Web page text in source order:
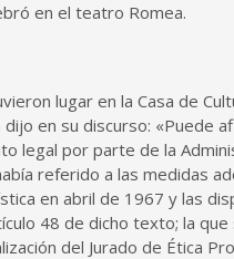
en el teatro Romea.
lugar en la Casa de
en su discurso: «Puede
legal por parte de la
referido a las medidas
en abril de 1967 y las
48 de dicho texto; la
del Jurado de Ética